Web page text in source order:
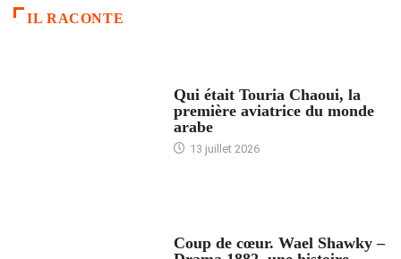
IL RACONTE
Qui était Touria Chaoui, la
première aviatrice du monde
arabe
13 juillet 2026
Coup de cœur. Wael Shawky –